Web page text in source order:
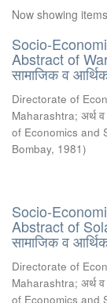
Now showing
Socio-
Abstract of
सामाजिक व
Directorate of
Maharashtra; अर्थ
of Economics and
Bombay, 1981)
Socio-
Abstract of
सामाजिक व
Directorate of
Maharashtra; अर्थ
of Economics and